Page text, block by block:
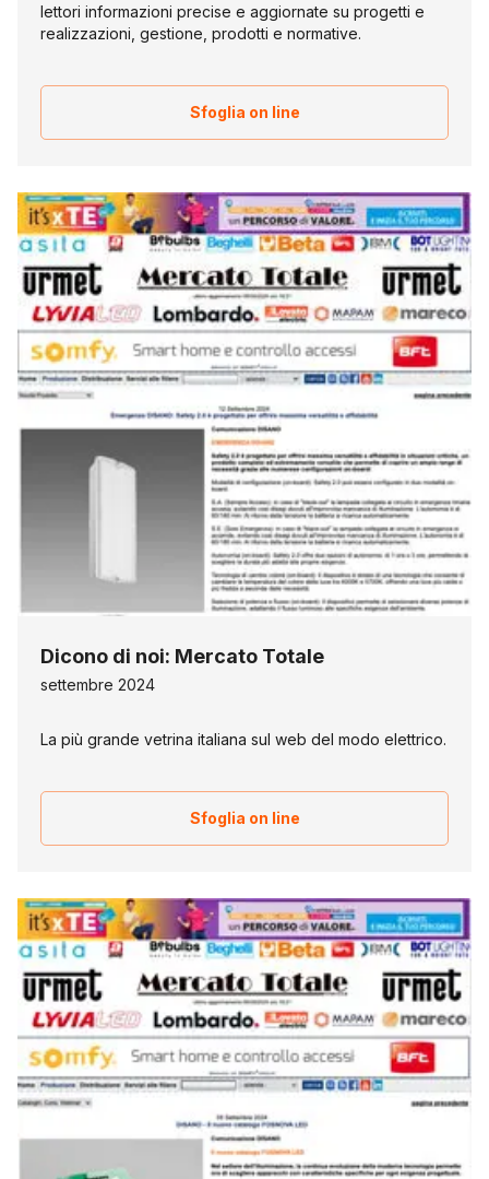
lettori informazioni precise e aggiornate su progetti e
realizzazioni, gestione, prodotti e normative.
Sfoglia on line
Dicono di noi: Mercato Totale
settembre 2024
La più grande vetrina italiana sul web del modo elettrico.
Sfoglia on line